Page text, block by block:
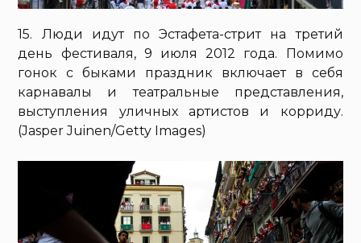
15. Люди идут по Эстафета-стрит на третий
день фестиваля, 9 июля 2012 года. Помимо
гонок с быками праздник включает в себя
карнавалы и театральные представления,
выступления уличных артистов и корриду.
(Jasper Juinen/Getty Images)